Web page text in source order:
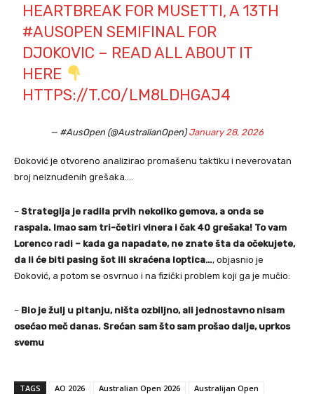
HEARTBREAK FOR MUSETTI, A 13TH
#AUSOPEN SEMIFINAL FOR
DJOKOVIC – READ ALL ABOUT IT
HERE
HTTPS://T.CO/LM8LDHGAJ4
— #AusOpen (@AustralianOpen)January 28, 2026
Đoković je otvoreno analizirao promašenu taktiku i neverovatan
broj neiznuđenih grešaka….
– Strategija je radila prvih nekoliko gemova, a onda se
raspala. Imao sam tri-četiri vinera i čak 40 grešaka! To vam
Lorenco radi – kada ga napadate, ne znate šta da očekujete,
da li će biti pasing šot ili skraćena loptica…, objasnio je
Đoković, a potom se osvrnuo i na fizički problem koji ga je mučio:
– Bio je žulj u pitanju, ništa ozbiljno, ali jednostavno nisam
osećao meč danas. Srećan sam što sam prošao dalje, uprkos
svemu
TAGS AO 2026 Australian Open 2026
Australijan Open